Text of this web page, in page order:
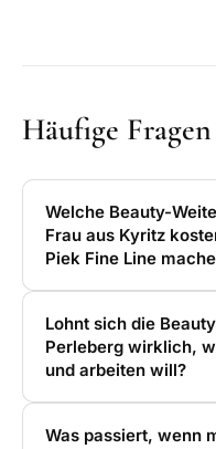
Häufige Fragen
Welche Beauty-
Frau aus Kyritz
Piek Fine Line
Lohnt sich die
Perleberg wirklich,
und arbeiten will?
Was passiert, wenn